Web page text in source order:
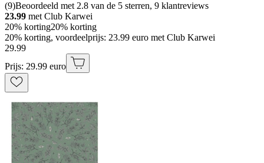
(9)Beoordeeld met 2.8 van de 5 sterren, 9 klantreviews
23.99 met Club Karwei
20% korting20% korting
20% korting, voordeelprijs: 23.99 euro met Club Karwei
29.99
Prijs: 29.99 euro